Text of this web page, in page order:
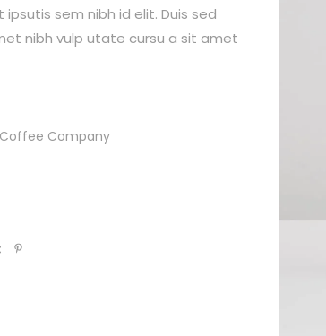
sem nibh id elit. Duis sed
nibh vulp utate cursu a sit amet
Company